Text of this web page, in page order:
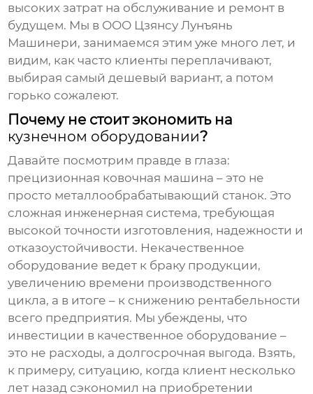
высоких затрат на обслуживание и ремонт в
будущем. Мы в ООО Цзянсу Лунъянь
Машинери, занимаемся этим уже много лет, и
видим, как часто клиенты переплачивают,
выбирая самый дешевый вариант, а потом
горько сожалеют.
Почему не стоит экономить на
кузнечном оборудовании?
Давайте посмотрим правде в глаза:
прецизионная ковочная машина – это не
просто металлообрабатывающий станок. Это
сложная инженерная система, требующая
высокой точности изготовления, надежности и
отказоустойчивости. Некачественное
оборудование ведет к браку продукции,
увеличению времени производственного
цикла, а в итоге – к снижению рентабельности
всего предприятия. Мы убеждены, что
инвестиции в качественное оборудование –
это не расходы, а долгосрочная выгода. Взять,
к примеру, ситуацию, когда клиент несколько
лет назад сэкономил на приобретении